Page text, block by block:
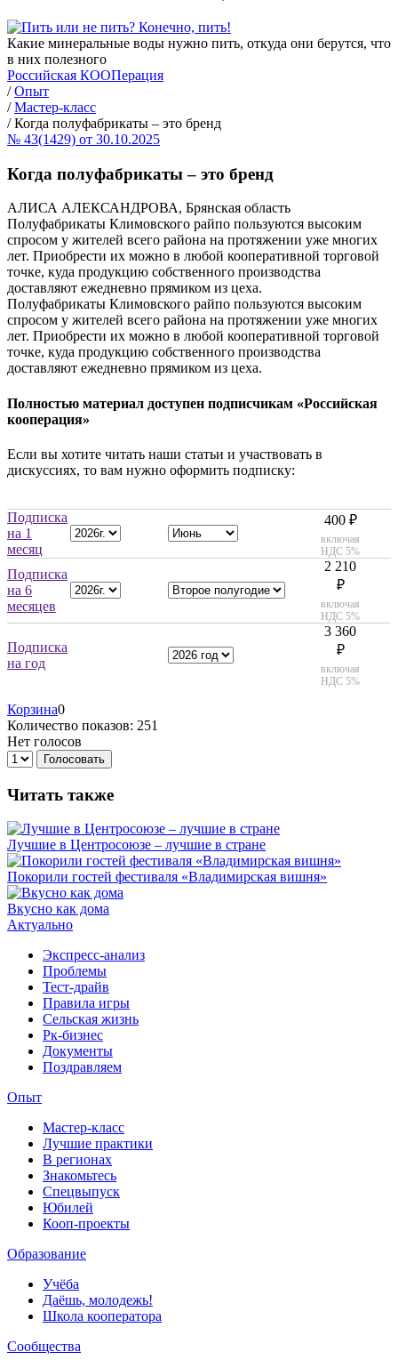
Какие минеральные воды нужно пить, откуда они берутся, что
в них полезного
Российская КООПерация
/ Опыт
/ Мастер-класс
/ Когда полуфабрикаты – это бренд
№ 43(1429) от 30.10.2025
Когда полуфабрикаты – это бренд
АЛИСА АЛЕКСАНДРОВА, Брянская область
Полуфабрикаты Климовского райпо пользуются высоким
спросом у жителей всего района на протяжении уже многих
лет. Приобрести их можно в любой кооперативной торговой
точке, куда продукцию собственного производства
доставляют ежедневно прямиком из цеха.
Полуфабрикаты Климовского райпо пользуются высоким
спросом у жителей всего района на протяжении уже многих
лет. Приобрести их можно в любой кооперативной торговой
точке, куда продукцию собственного производства
доставляют ежедневно прямиком из цеха.
Полностью материал доступен подписчикам «Российская
кооперация»
Если вы хотите читать наши статьи и участвовать в
дискуссиях, то вам нужно оформить подписку:
Подписка
на 1
месяц
400 ₽
включая
НДС 5%
Подписка
на 6
месяцев
2 210
₽
включая
НДС 5%
Подписка
на год
3 360
₽
включая
НДС 5%
Корзина0
Количество показов: 251
Нет голосов
Голосовать
Читать также
Лучшие в Центросоюзе – лучшие в стране
Покорили гостей фестиваля «Владимирская вишня»
Вкусно как дома
Актуально
Экспресс-анализ
Проблемы
Тест-драйв
Правила игры
Сельская жизнь
Рк-бизнес
Документы
Поздравляем
Опыт
Мастер-класс
Лучшие практики
В регионах
Знакомьтесь
Спецвыпуск
Юбилей
Кооп-проекты
Образование
Учёба
Даёшь, молодежь!
Школа кооператора
Сообщества